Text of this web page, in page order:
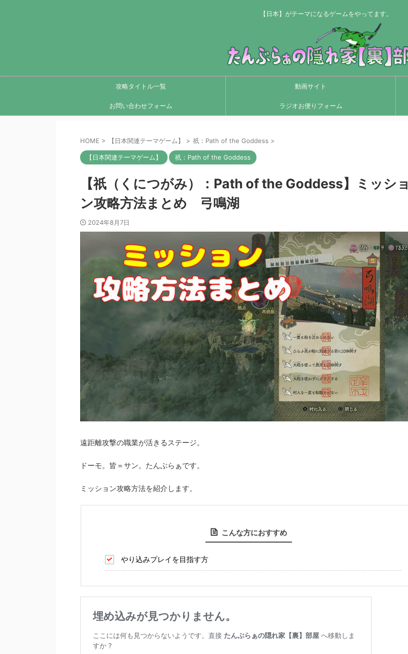
【日本】がテーマになるゲームをやってます。
攻略タイトル一覧 動画サイト
お問い合わせフォーム ラジオお便りフォーム
HOME > 【日本関連テーマゲーム】 > 祇：Path of the Goddess >
【日本関連テーマゲーム】 祇：Path of the Goddess
【祇（くにつがみ）：Path of the Goddess】ミッショ
ン攻略方法まとめ 弓鳴湖
2024年8月7日
遠距離攻撃の職業が活きるステージ。
ドーモ。皆＝サン。たんぶらぁです。
ミッション攻略方法を紹介します。
こんな方におすすめ
やり込みプレイを目指す方